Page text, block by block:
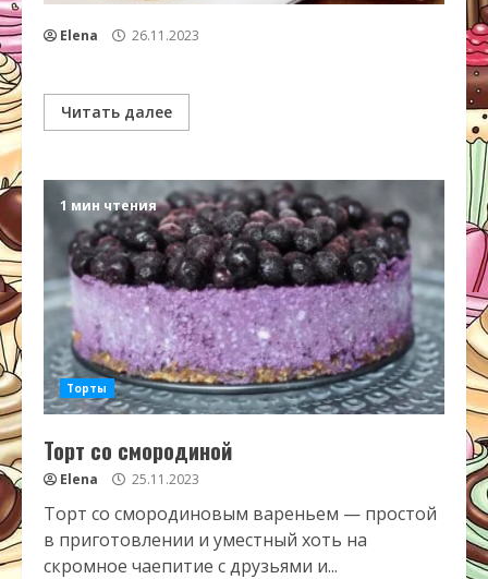
Elena 26.11.2023
Читать далее
1 мин чтения
Торты
Торт со смородиной
Elena 25.11.2023
Торт со смородиновым вареньем — простой
в приготовлении и уместный хоть на
скромное чаепитие с друзьями и...